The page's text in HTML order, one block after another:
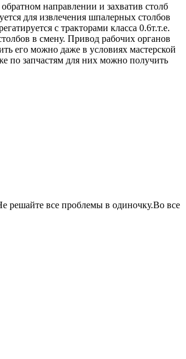
направлении и захватив столб
для извлечения шпалерных столбов
с тракторами класса 0.6т.т.е.
в смену. Привод рабочих органов
его можно даже в условиях мастерской
по запчастям для них можно получить
решайте все проблемы в одиночку.Во все